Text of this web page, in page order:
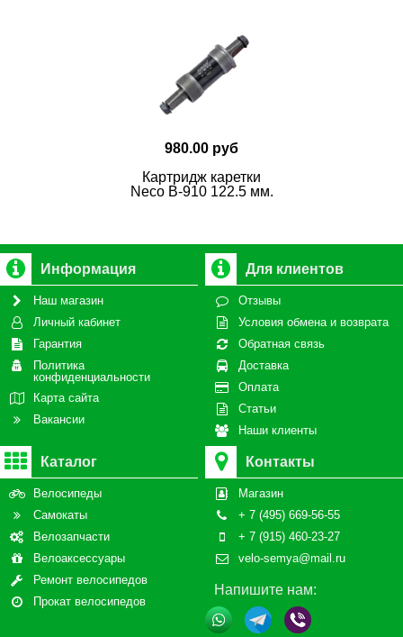
980.00 руб
Картридж каретки
Neco В-910 122.5 мм.
Информация
Наш магазин
Личный кабинет
Гарантия
Политика
конфиденциальности
Карта сайта
Вакансии
Для клиентов
Отзывы
Условия обмена и возврата
Обратная связь
Доставка
Оплата
Статьи
Наши клиенты
Каталог
Велосипеды
Самокаты
Велозапчасти
Велоаксессуары
Ремонт велосипедов
Прокат велосипедов
Контакты
Магазин
+ 7 (495) 669-56-55
+ 7 (915) 460-23-27
velo-semya@mail.ru
Напишите нам: